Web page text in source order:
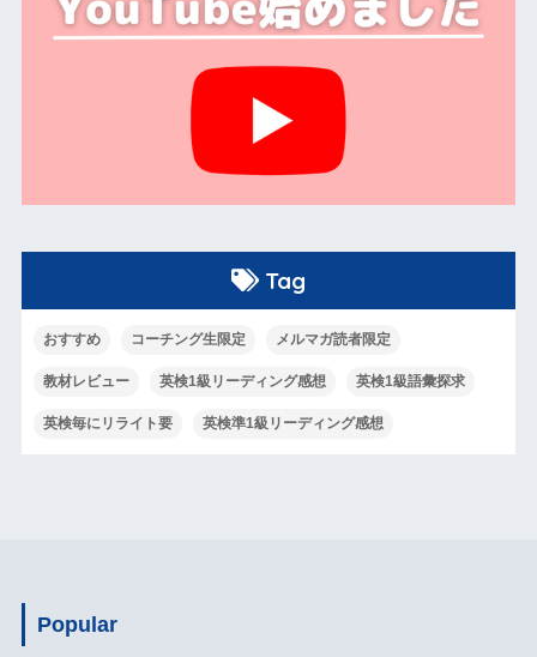
Tag
おすすめ コーチング生限定 メルマガ読者限定
教材レビュー 英検1級リーディング感想 英検1級語彙探求
英検毎にリライト要 英検準1級リーディング感想
Popular